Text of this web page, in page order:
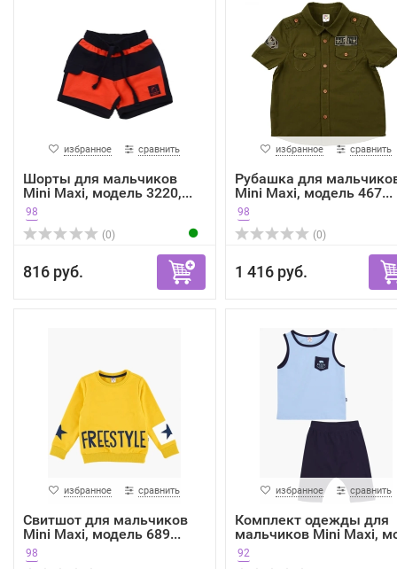
избранное сравнить
Шорты для мальчиков
Mini Maxi, модель 3220,...
98
(0)
816 руб.
избранное сравнить
Рубашка для
Mini Maxi, модель 467...
98
(0)
1 416 руб.
избранное сравнить
Свитшот для мальчиков
Mini Maxi, модель 689...
98
избранное сравнить
Комплект одежды для
мальчиков Mini Maxi,
92